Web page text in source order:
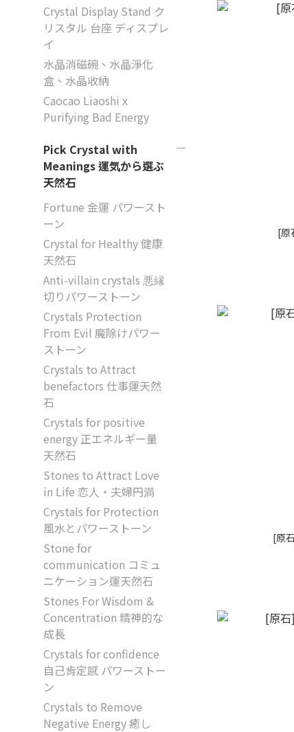
Crystal Display Stand ク
リスタル 台座 ディスプレ
イ
水晶消磁碗、水晶淨化
盒、水晶收納
Caocao Liaoshi x
Purifying Bad Energy
Pick Crystal with
Meanings 運気から選ぶ
天然石
Fortune 金運 パワースト
ーン
Crystal for Healthy 健康
天然石
Anti-villain crystals 悪縁
切りパワーストーン
Crystals Protection
From Evil 魔除けパワー
ストーン
Crystals to Attract
benefactors 仕事運天然
石
Crystals for positive
energy 正エネルギー量
天然石
Stones to Attract Love
in Life 恋人・夫婦円満
Crystals for Protection
風水とパワーストーン
Stone for
communication コミュ
ニケーション運天然石
Stones For Wisdom &
Concentration 精神的な
成長
Crystals for confidence
自己肯定感 パワーストー
ン
Crystals to Remove
Negative Energy 癒し
[原
[原